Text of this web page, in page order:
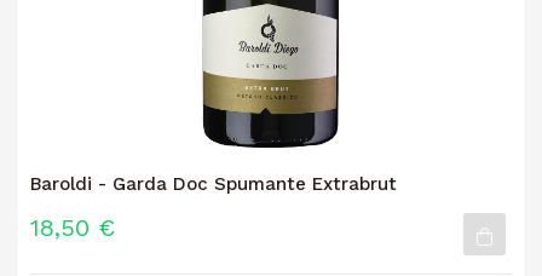
Baroldi - Garda Doc Spumante Extrabrut
18,50 €